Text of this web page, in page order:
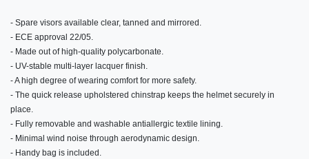
- Spare visors available clear, tanned and mirrored.
- ECE approval 22/05.
- Made out of high-quality polycarbonate.
- UV-stable multi-layer lacquer finish.
- A high degree of wearing comfort for more safety.
- The quick release upholstered chinstrap keeps the helmet securely in
place.
- Fully removable and washable antiallergic textile lining.
- Minimal wind noise through aerodynamic design.
- Handy bag is included.